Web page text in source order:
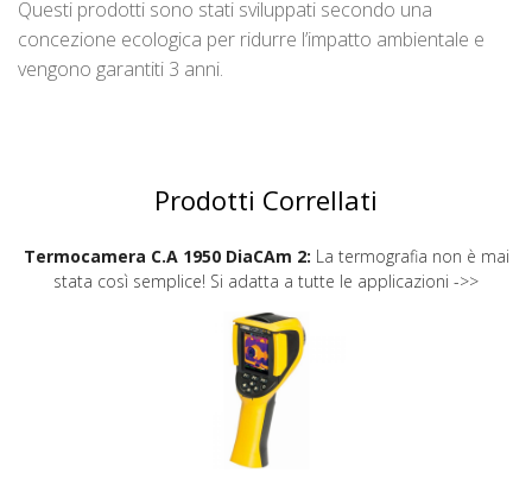
Questi prodotti sono stati sviluppati secondo una
concezione ecologica per ridurre l’impatto ambientale e
vengono garantiti 3 anni.
Prodotti Correllati
Termocamera C.A 1950 DiaCAm 2: La termografia non è mai
stata così semplice! Si adatta a tutte le applicazioni ->>